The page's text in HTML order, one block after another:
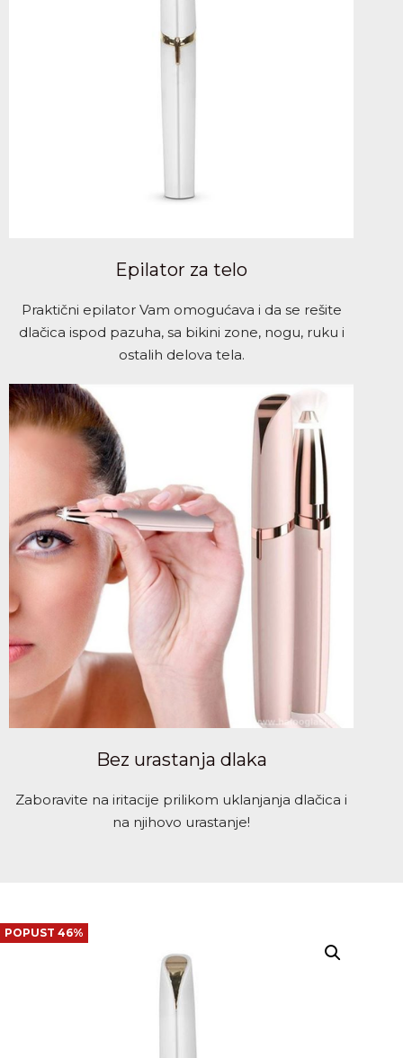
Epilator za telo
Praktični epilator Vam omogućava i da se rešite
dlačica ispod pazuha, sa bikini zone, nogu, ruku i
ostalih delova tela.
Bez urastanja dlaka
Zaboravite na iritacije prilikom uklanjanja dlačica i
na njihovo urastanje!
POPUST 46%